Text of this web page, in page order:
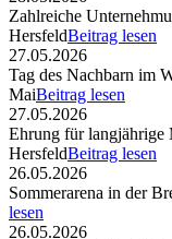
Zahlreiche
HersfeldBeitrag lesen
27.05.2026
Tag des Nachbarn im
MaiBeitrag lesen
27.05.2026
Ehrung für langjährige
HersfeldBeitrag lesen
26.05.2026
Sommerarena in der
lesen
26.05.2026